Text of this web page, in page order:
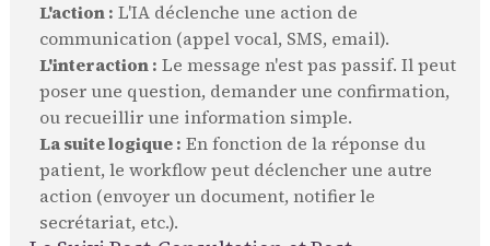
L'action : L'IA déclenche une action de
communication (appel vocal, SMS, email).
L'interaction : Le message n'est pas passif. Il peut
poser une question, demander une confirmation,
ou recueillir une information simple.
La suite logique : En fonction de la réponse du
patient, le workflow peut déclencher une autre
action (envoyer un document, notifier le
secrétariat, etc.).